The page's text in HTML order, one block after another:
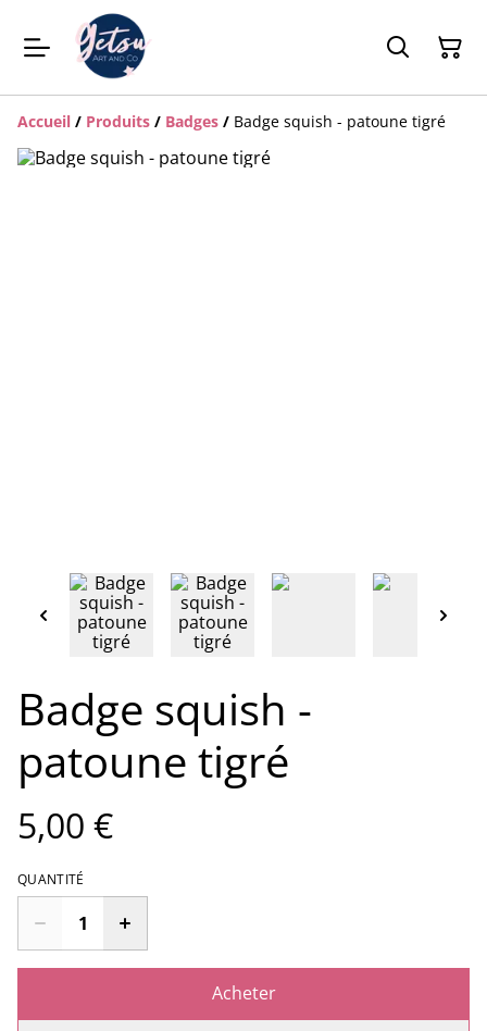
Accueil / Produits / Badges / Badge squish - patoune tigré
Badge squish -
patoune tigré
5,00 €
QUANTITÉ
Acheter